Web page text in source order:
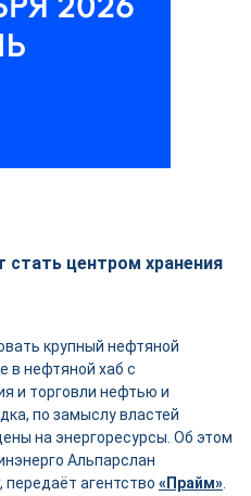
центром хранения
крупный нефтяной
в нефтяной хаб с
и торговли нефтью и
по замыслу властей
на энергоресурсы. Об этом
Альпарслан
передаёт агентство «Прайм»